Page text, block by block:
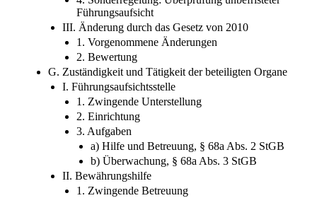
Führungsaufsicht
III. Änderung durch das Gesetz von 2010
1. Vorgenommene Änderungen
2. Bewertung
G. Zuständigkeit und Tätigkeit der beteiligten Organe
I. Führungsaufsichtsstelle
1. Zwingende Unterstellung
2. Einrichtung
3. Aufgaben
a) Hilfe und Betreuung, § 68a Abs. 2 StGB
b) Überwachung, § 68a Abs. 3 StGB
II. Bewährungshilfe
1. Zwingende Betreuung